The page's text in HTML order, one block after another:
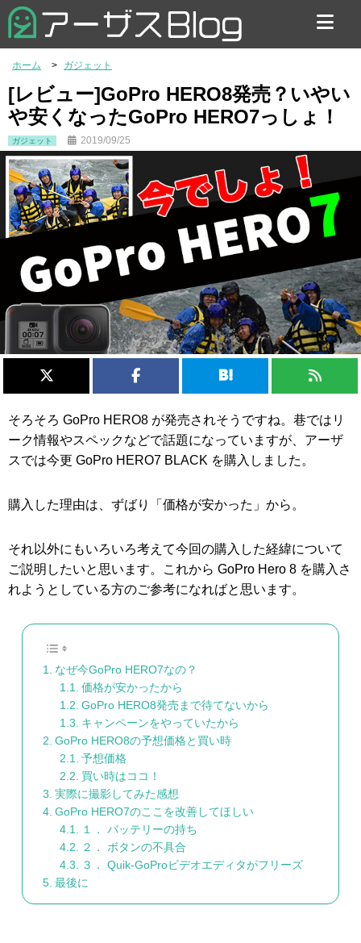
お問い合わせ
ホーム ガジェット
[レビュー]GoPro HERO8発売？いやい
や安くなったGoPro HERO7っしょ！
ガジェット 2019/09/25
そろそろ GoPro HERO8 が発売されそうですね。巷ではリ
ーク情報やスペックなどで話題になっていますが、アーザ
スでは今更 GoPro HERO7 BLACK を購入しました。
購入した理由は、ずばり「価格が安かった」から。
それ以外にもいろいろ考えて今回の購入した経緯について
ご説明したいと思います。これから GoPro Hero 8 を購入さ
れようとしている方のご参考になればと思います。
なぜ今GoPro HERO7なの？
価格が安かったから
GoPro HERO8発売まで待てないから
キャンペーンをやっていたから
GoPro HERO8の予想価格と買い時
予想価格
買い時はココ！
実際に撮影してみた感想
GoPro HERO7のここを改善してほしい
１． バッテリーの持ち
２． ボタンの不具合
３． Quik-GoProビデオエディタがフリーズ
最後に